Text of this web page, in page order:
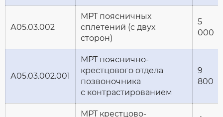
А05.03.002
МРТ поясничных
сплетений (с двух
сторон)
5
000
А05.03.002.001
МРТ пояснично-
крестцового отдела
позвоночника
с контрастированием
9
800
МРТ крестцово-